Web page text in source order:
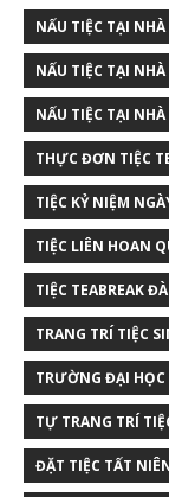
NẤU TIỆC TẠI
NẤU TIỆC TẠI
NẤU TIỆC TẠI
THỰC ĐƠN TIỆC
TIỆC KỶ NIỆM
TIỆC LIÊN HOAN
TIỆC TEABREAK
TRANG TRÍ TIỆC
TRƯỜNG ĐẠI
TỰ TRANG TRÍ
ĐẶT TIỆC TẤT